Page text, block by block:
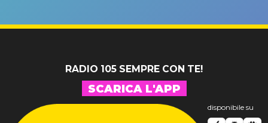
RADIO 105 SEMPRE CON TE!
SCARICA L'APP
disponibile su